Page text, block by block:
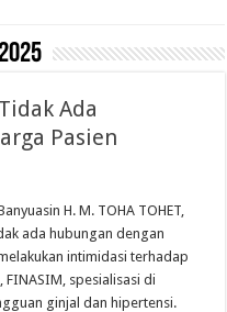
Ada
Pasien
H. M. TOHA TOHET,
ada hubungan dengan
intimidasi terhadap
FINASIM, spesialisasi di
ginjal dan hipertensi.